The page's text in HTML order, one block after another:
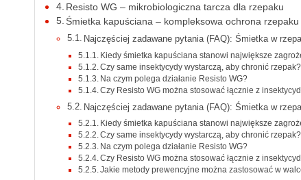
Resisto WG – mikrobiologiczna tarcza dla rzepaku
Śmietka kapuściana – kompleksowa ochrona
Najczęściej zadawane pytania (FAQ): Śmietka w
Kiedy śmietka kapuściana stanowi największe
Czy same insektycydy wystarczą, aby chronić rzepak?
Na czym polega działanie Resisto WG?
Czy Resisto WG można stosować łącznie z
Najczęściej zadawane pytania (FAQ): Śmietka w
Kiedy śmietka kapuściana stanowi największe
Czy same insektycydy wystarczą, aby chronić rzepak?
Na czym polega działanie Resisto WG?
Czy Resisto WG można stosować łącznie z
Jakie metody prewencyjne można zastosować w